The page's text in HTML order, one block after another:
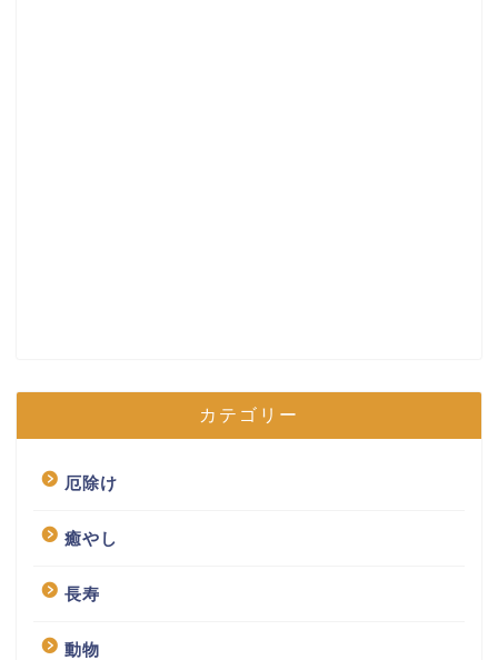
カテゴリー
厄除け
癒やし
長寿
動物